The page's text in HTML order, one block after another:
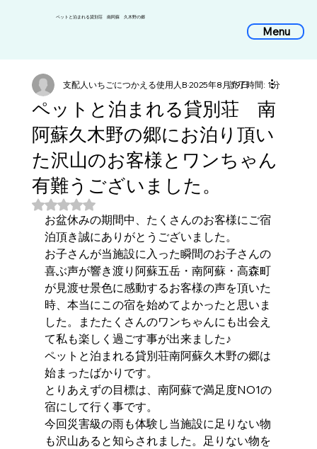
​ペットと泊まれる貸別荘 南阿蘇 久木野の郷
Menu
ペットと泊まれる貸別荘 南
阿蘇久木野の郷にお泊り頂い
た沢山のお客様とワンちゃん
有難うございました。
支配人いちごにつかえる使用人B2025年8月19日読了時間: 1分
5つ星のうちNaNと評価されています。
お盆休みの期間中、たくさんのお客様にご宿
泊頂き誠にありがとうございました。
お子さんが当施設に入った瞬間のお子さんの
喜ぶ声が響き渡り阿蘇五岳・南阿蘇・高森町
が見渡せ景色に感動するお客様の声を頂いた
時、本当にこの宿を始めてよかったと思いま
した。またたくさんのワンちゃんにも出会え
て私も楽しく過ごす事が出来ました♪
ペットと泊まれる貸別荘南阿蘇久木野の郷は
始まったばかりです。
とりあえずの目標は、南阿蘇で満足度NO1の
宿にして行く事です。
今回災害級の雨も体験し当施設に足りない物
も沢山あると知らされました。足りない物を